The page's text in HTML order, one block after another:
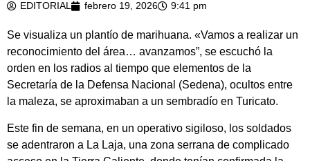
EDITORIAL febrero 19, 2026 9:41 pm
Se visualiza un plantío de marihuana. «Vamos a realizar un
reconocimiento del área… avanzamos”, se escuchó la
orden en los radios al tiempo que elementos de la
Secretaría de la Defensa Nacional (Sedena), ocultos entre
la maleza, se aproximaban a un sembradío en Turicato.
Este fin de semana, en un operativo sigiloso, los soldados
se adentraron a La Laja, una zona serrana de complicado